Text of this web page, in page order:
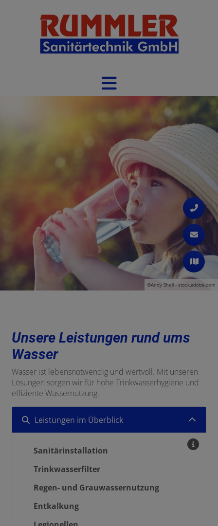
©Andy Shell - stock.adobe.com
Unsere Leistungen rund ums
Wasser
Wasser ist lebensnotwendig und wertvoll. Mit unseren
Lösungen sorgen wir für hohe Trinkwasserhygiene und
effiziente Wassernutzung.
Leistungen im Überblick
Sanitärinstallation
Trinkwasserfilter
Regen- und Grauwassernutzung
Entkalkung